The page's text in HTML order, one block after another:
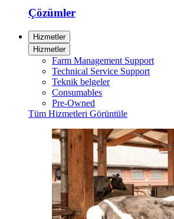
Çözümler
Hizmetler
Hizmetler
Farm Management Support
Technical Service Support
Teknik belgeler
Consumables
Pre-Owned
Tüm Hizmetleri Görüntüle